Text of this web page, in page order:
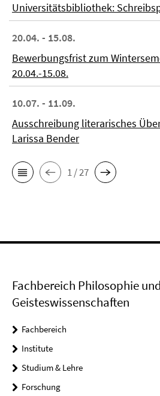
Universitätsbibliothek:
20.04. - 15.08.
Bewerbungsfrist zum
20.04.-15.08.
10.07. - 11.09.
Ausschreibung literarisches
Larissa Bender
1 / 27
Fachbereich Philosophie und
Geisteswissenschaften
Fachbereich
Institute
Studium & Lehre
Forschung